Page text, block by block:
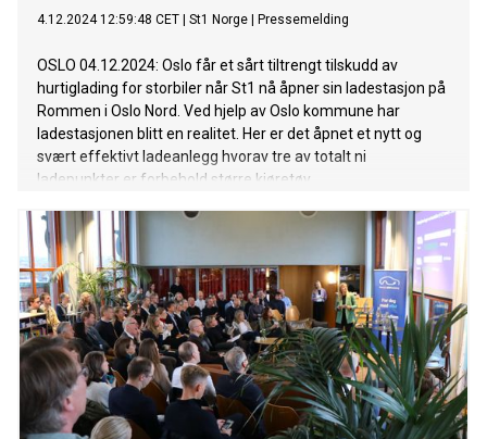
4.12.2024 12:59:48 CET St1 Norge Pressemelding
OSLO 04.12.2024: Oslo får et sårt tiltrengt tilskudd av
hurtiglading for storbiler når St1 nå åpner sin ladestasjon på
Rommen i Oslo Nord. Ved hjelp av Oslo kommune har
ladestasjonen blitt en realitet. Her er det åpnet et nytt og
svært effektivt ladeanlegg hvorav tre av totalt ni
ladepunkter er forbehold større kjøretøy.